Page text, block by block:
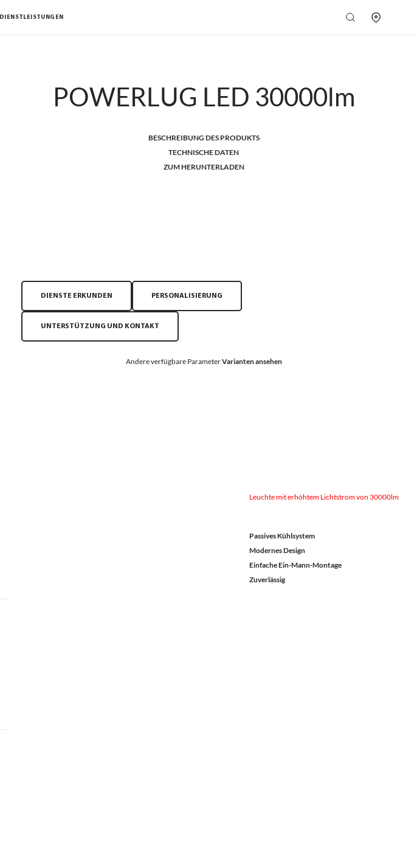
DIENSTLEISTUNGEN
POWERLUG LED 30000lm
BESCHREIBUNG DES PRODUKTS
TECHNISCHE DATEN
ZUM HERUNTERLADEN
DIENSTE ERKUNDEN PERSONALISIERUNG
UNTERSTÜTZUNG UND KONTAKT
Andere verfügbare ParameterVarianten ansehen
Leuchte mit erhöhtem Lichtstrom von 30000lm
Passives Kühlsystem
Modernes Design
Einfache Ein-Mann-Montage
Zuverlässig